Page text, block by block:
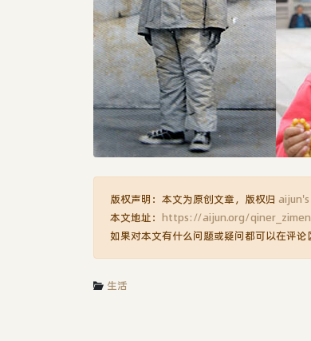
版权声明：本文为原创文章，版权归
本文地址： https://aijun.org/
如果对本文有什么问题或疑问都可以在评论
生活